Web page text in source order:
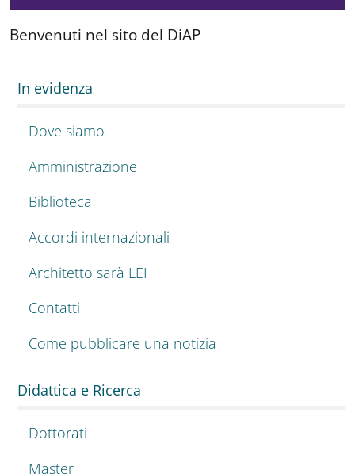
Benvenuti nel sito del DiAP
In evidenza
Dove siamo
Amministrazione
Biblioteca
Accordi internazionali
Architetto sarà LEI
Contatti
Come pubblicare una notizia
Didattica e Ricerca
Dottorati
Master